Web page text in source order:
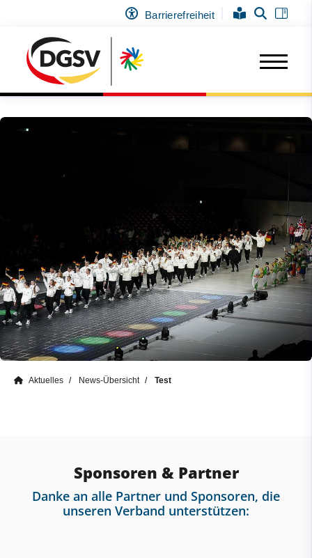
Barrierefreiheit
Aktuelles News-Übersicht Test
Sponsoren & Partner
Danke an alle Partner und Sponsoren, die
unseren Verband unterstützen: